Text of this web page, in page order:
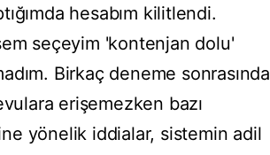
hesabım kilitlendi.
seçeyim 'kontenjan dolu'
Birkaç deneme sonrasında
erişemezken bazı
yönelik iddialar, sistemin adil